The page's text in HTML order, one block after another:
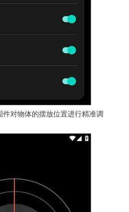
对物体的摆放位置进行精准调